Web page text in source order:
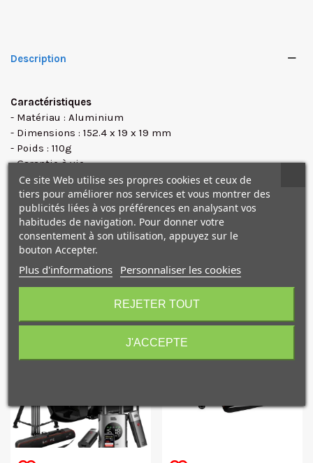
Description
Caractéristiques
- Matériau : Aluminium
- Dimensions : 152.4 x 19 x 19 mm
- Poids : 110g
- Garantie à vie
NOS PRODUITS
COMPLÉMENTAIRES
Ce site Web utilise ses propres cookies et ceux de
tiers pour améliorer nos services et vous montrer des
publicités liées à vos préférences en analysant vos
habitudes de navigation. Pour donner votre
consentement à son utilisation, appuyez sur le
bouton Accepter.
Plus d'informations Personnaliser les cookies
REJETER TOUT
J'ACCEPTE
10€ OFFERTS sur votre
premier achat !
J'accepte de recevoir des SMS de la part de la marque.
Obtenir mon code promo.